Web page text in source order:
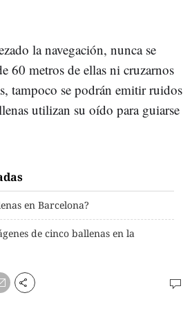
la navegación, nunca se
60 metros de ellas ni cruzarnos
tampoco se podrán emitir ruidos
utilizan su oído para guiarse
en Barcelona?
de cinco ballenas en la